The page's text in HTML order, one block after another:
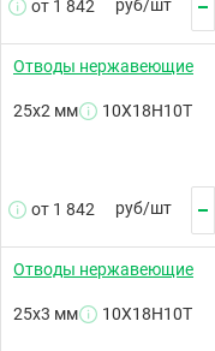
от 1 842 руб/шт
Отводы нержавеющие
25х2 мм 10Х18Н10Т
от 1 842 руб/шт
Отводы нержавеющие
25х3 мм 10Х18Н10Т